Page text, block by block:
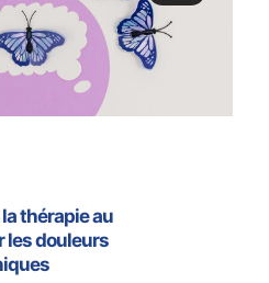
thérapie au
les douleurs